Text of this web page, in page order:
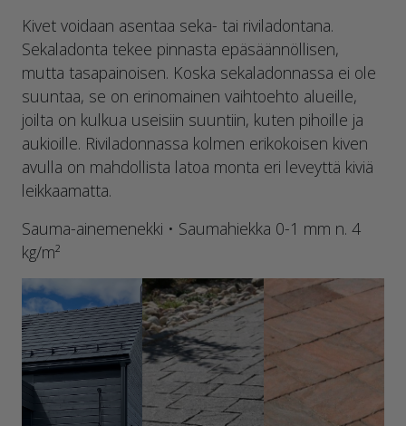
Kivet voidaan asentaa seka- tai riviladontana.
Sekaladonta tekee pinnasta epäsäännöllisen,
mutta tasapainoisen. Koska sekaladonnassa ei ole
suuntaa, se on erinomainen vaihtoehto alueille,
joilta on kulkua useisiin suuntiin, kuten pihoille ja
aukioille. Riviladonnassa kolmen erikokoisen kiven
avulla on mahdollista latoa monta eri leveyttä kiviä
leikkaamatta.
Sauma-ainemenekki • Saumahiekka 0-1 mm n. 4
kg/m²